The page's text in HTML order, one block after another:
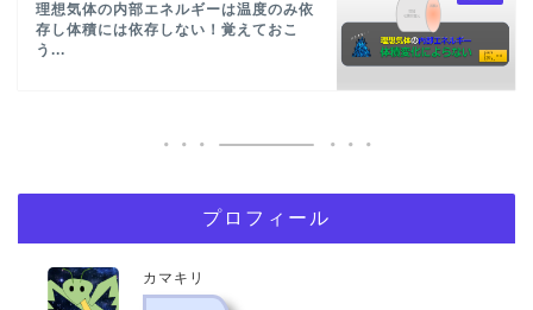
理想気体の内部エネルギーは温度のみ依
存し体積には依存しない！覚えておこ
う...
プロフィール
カマキリ